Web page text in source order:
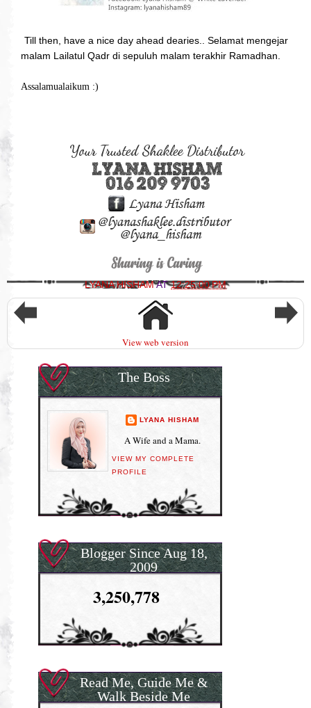
Till then, have a nice day ahead dearies.. Selamat mengejar
malam Lailatul Qadr di sepuluh malam terakhir Ramadhan.
Assalamualaikum :)
LYANA HISHAMAT12:25:00 PM
View web version
The Boss
LYANA HISHAM
A Wife and a Mama.
VIEW MY COMPLETE
PROFILE
Blogger Since Aug 18,
2009
3,250,778
Read Me, Guide Me &
Walk Beside Me